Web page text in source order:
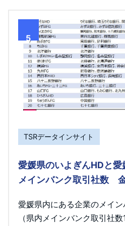
5
TSRデータインサイト
愛媛県のいよぎんHDと
メインバンク取引社数
愛媛県内にある企業のメイ
（県内メインバンク取引社